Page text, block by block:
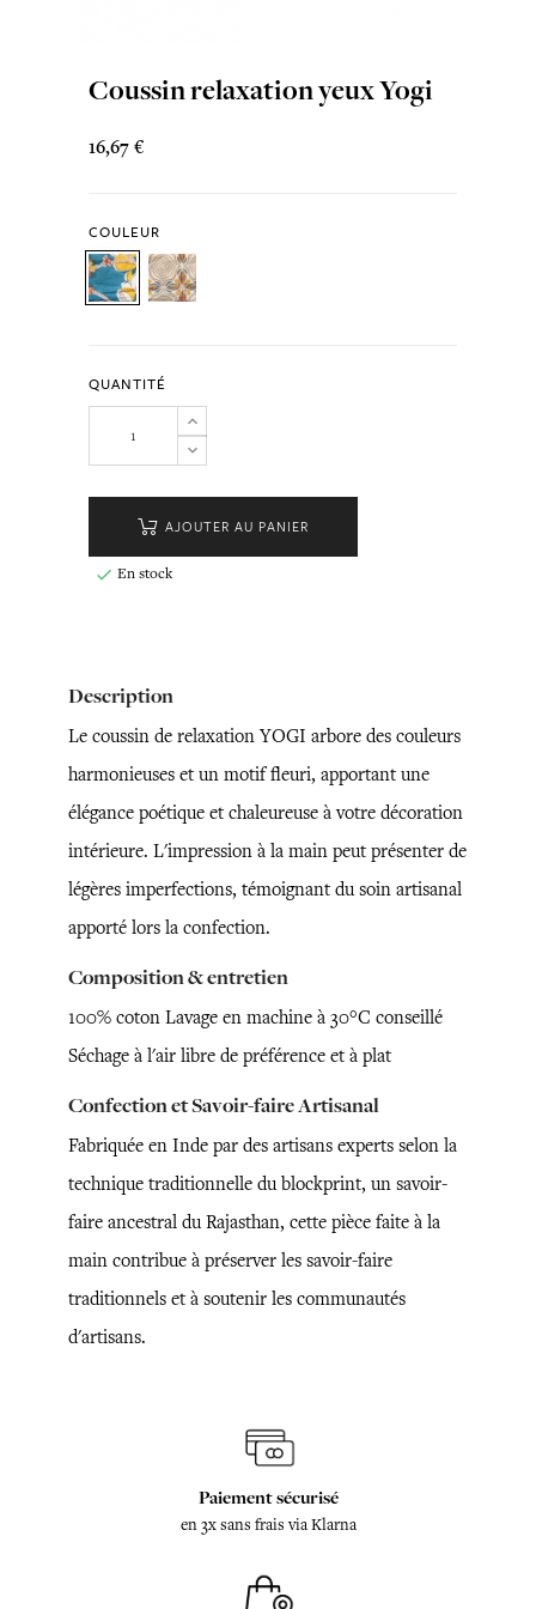
Coussin relaxation yeux Yogi
16,67 €
COULEUR
QUANTITÉ
AJOUTER AU PANIER
 En stock
Description
Le coussin de relaxation YOGI arbore des couleurs
harmonieuses et un motif fleuri, apportant une
élégance poétique et chaleureuse à votre décoration
intérieure. L'impression à la main peut présenter de
légères imperfections, témoignant du soin artisanal
apporté lors la confection.
Composition & entretien
100% coton Lavage en machine à 30°C conseillé
Séchage à l'air libre de préférence et à plat
Confection et Savoir-faire Artisanal
Fabriquée en Inde par des artisans experts selon la
technique traditionnelle du blockprint, un savoir-
faire ancestral du Rajasthan, cette pièce faite à la
main contribue à préserver les savoir-faire
traditionnels et à soutenir les communautés
d'artisans.
Paiement sécurisé
en 3x sans frais via Klarna